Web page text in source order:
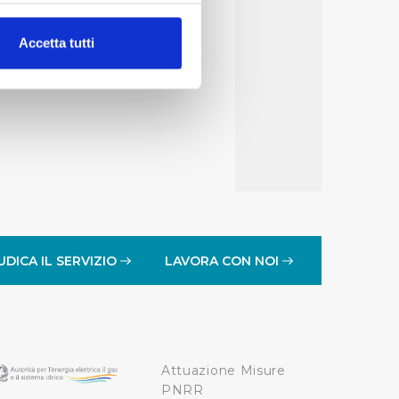
(impronte
che l’Utente ha fornito
i singoli cookie
Accetta tutti
IL SERVIZIO LAVORA CON NOI
Attuazione Misure
PNRR